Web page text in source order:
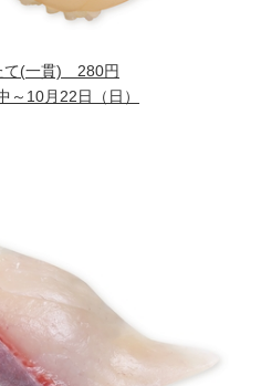
て(一貫) 280円
～ 10月22日（日）